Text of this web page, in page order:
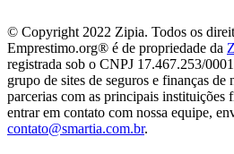
© Copyright 2022 Zipia. Todos os
Emprestimo.org® é de propriedade da
registrada sob o CNPJ 17.467.253/
grupo de sites de seguros e finanças de
parcerias com as principais instituições
entrar em contato com nossa equipe,
contato@smartia.com.br.